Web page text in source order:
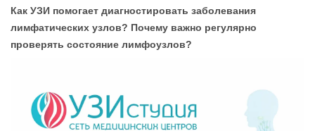
списку
Как УЗИ помогает диагностировать заболевания
лимфатических узлов? Почему важно регулярно
проверять состояние лимфоузлов?